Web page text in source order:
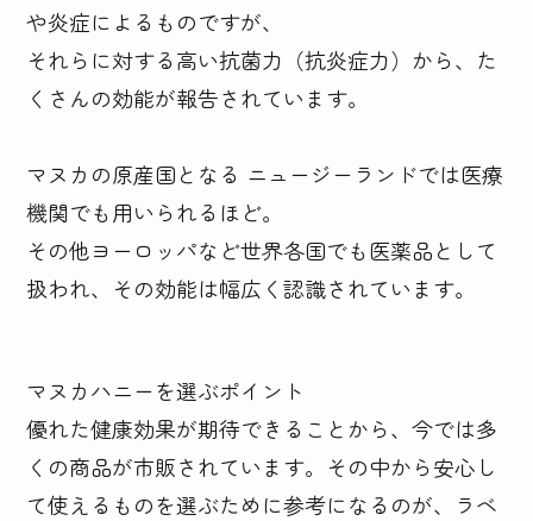
や炎症によるものですが、
それらに対する高い抗菌力（抗炎症力）から、た
くさんの効能が報告されています。
マヌカの原産国となる ニュージーランドでは医療
機関でも用いられるほど。
その他ヨーロッパなど世界各国でも医薬品として
扱われ、その効能は幅広く認識されています。
マヌカハニーを選ぶポイント
優れた健康効果が期待できることから、今では多
くの商品が市販されています。その中から安心し
て使えるものを選ぶために参考になるのが、ラベ